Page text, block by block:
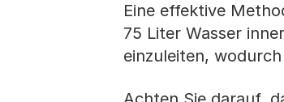
Eine effektive
75 Liter Wasser
einzuleiten,